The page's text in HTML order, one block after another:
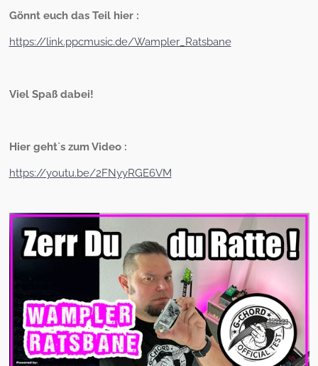
Gönnt euch das Teil hier :
https://link.ppcmusic.de/Wampler_Ratsbane
Viel Spaß dabei!
Hier geht`s zum Video :
https://youtu.be/2FNyyRGE6VM